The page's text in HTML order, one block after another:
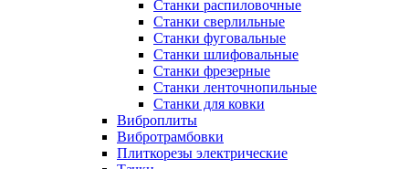
Станки распиловочные
Станки сверлильные
Станки фуговальные
Станки шлифовальные
Станки фрезерные
Станки ленточнопильные
Станки для ковки
Виброплиты
Вибротрамбовки
Плиткорезы электрические